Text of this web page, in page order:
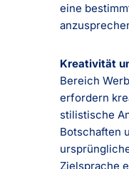
eine
Kreativität
Bereich
erfordern
stilistische
Botschaften
Zielsprache